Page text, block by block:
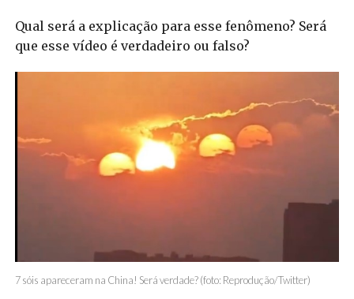
Qual será a explicação para esse fenômeno? Será
que esse vídeo é verdadeiro ou falso?
7 sóis apareceram na China! Será verdade? (foto: Reprodução/Twitter)